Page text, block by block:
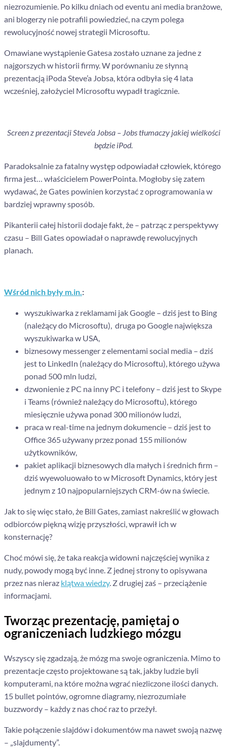
niezrozumienie. Po kilku dniach od eventu ani media branżowe,
ani blogerzy nie potrafili powiedzieć, na czym polega
rewolucyjność nowej strategii Microsoftu.
Omawiane wystąpienie Gatesa zostało uznane za jedne z
najgorszych w historii firmy.W porównaniu ze słynną
prezentacją iPoda Steve’a Jobsa, która odbyła się 4 lata
wcześniej, założyciel Microsoftu wypadł tragicznie.
Screen z prezentacji Steve’a Jobsa –Jobs tłumaczy jakiej wielkości
będzie iPod.
Paradoksalnie za fatalny występ odpowiadał człowiek, którego
firma jest… właścicielem PowerPointa. Mogłoby się zatem
wydawać, że Gates powinien korzystać z oprogramowania w
bardziej wprawny sposób.
Pikanterii całej historii dodaje fakt, że – patrząc z perspektywy
czasu – Bill Gates opowiadał o naprawdę rewolucyjnych
planach.
Wśród nich były m.in.:
wyszukiwarka z reklamami jak Google – dziś jest to Bing
(należący do Microsoftu), druga po Google największa
wyszukiwarka w USA,
biznesowy messenger z elementami social media – dziś
jest to LinkedIn (należący do Microsoftu), którego używa
ponad 500 mln ludzi,
dzwonienie z PC na inny PC i telefony – dziś jest to Skype
i Teams (również należący do Microsoftu), którego
miesięcznie używa ponad 300 milionów ludzi,
praca w real-time na jednym dokumencie – dziś jest to
Office 365 używany przez ponad 155 milionów
użytkowników,
pakiet aplikacji biznesowych dla małych i średnich firm –
dziś wyewoluowało to w Microsoft Dynamics, który jest
jednym z 10 najpopularniejszych CRM-ów na świecie.
Jak to się więc stało, że Bill Gates, zamiast nakreślić w głowach
odbiorców piękną wizję przyszłości, wprawił ich w
konsternację?
Choć mówi się, że taka reakcja widowni najczęściej wynika z
nudy, powody mogą być inne. Z jednej strony to opisywana
przez nas nieraz klątwa wiedzy. Z drugiej zaś – przeciążenie
informacjami.
Tworząc prezentację, pamiętaj o
ograniczeniach ludzkiego mózgu
Wszyscy się zgadzają, że mózg ma swoje ograniczenia. Mimo to
prezentacje często projektowane są tak, jakby ludzie byli
komputerami, na które można wgrać niezliczone ilości danych.
15 bullet pointów, ogromne diagramy, niezrozumiałe
buzzwordy – każdy z nas choć raz to przeżył.
Takie połączenie slajdów i dokumentów ma nawet swoją nazwę
– „slajdumenty”.